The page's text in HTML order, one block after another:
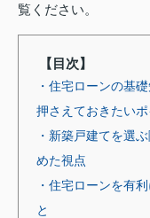
覧ください。
【目次】
・住宅ローンの基
押さえておきたいポ
・新築戸建てを選
めた視点
・住宅ローンを有
と